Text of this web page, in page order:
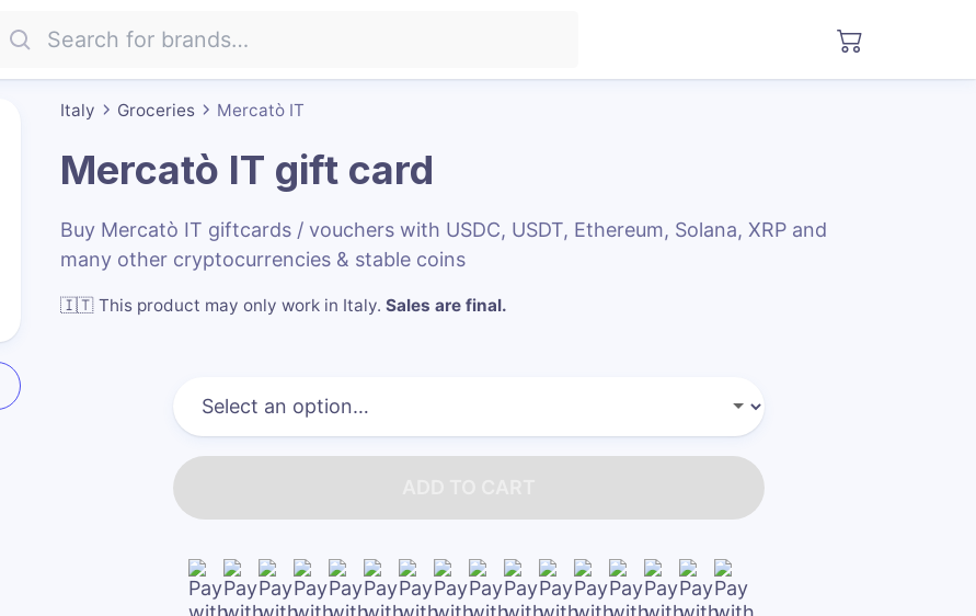
Italy Groceries Mercatò IT
Mercatò IT gift card
Buy Mercatò IT giftcards / vouchers with USDC, USDT, Ethereum, Solana, XRP and
many other cryptocurrencies & stable coins
🇮🇹 This product may only work in Italy. Sales are final.